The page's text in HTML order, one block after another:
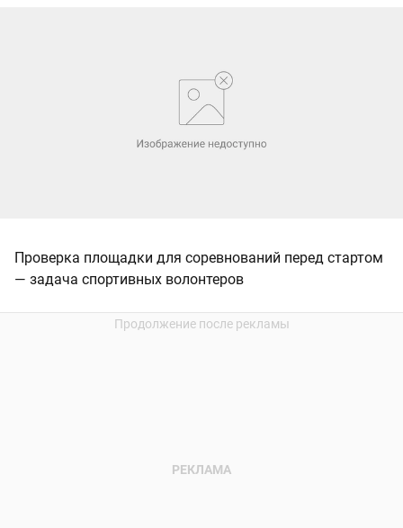
Проверка площадки для соревнований перед стартом
— задача спортивных волонтеров